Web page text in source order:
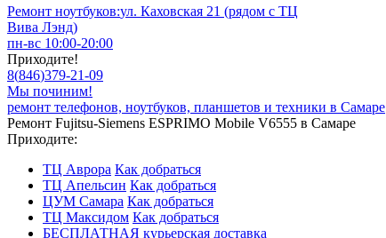
Ремонт ноутбуков:ул. Каховская 21 (рядом с ТЦ
Вива Лэнд)
пн-вс 10:00-20:00
Приходите!
8(846)379-21-09
Мы починим!
ремонт телефонов, ноутбуков, планшетов и техники в Самаре
Ремонт Fujitsu-Siemens ESPRIMO Mobile V6555 в Самаре
Приходите:
ТЦ Аврора Как добраться
ТЦ Апельсин Как добраться
ЦУМ Самара Как добраться
ТЦ Максидом Как добраться
БЕСПЛАТНАЯ курьерская доставка